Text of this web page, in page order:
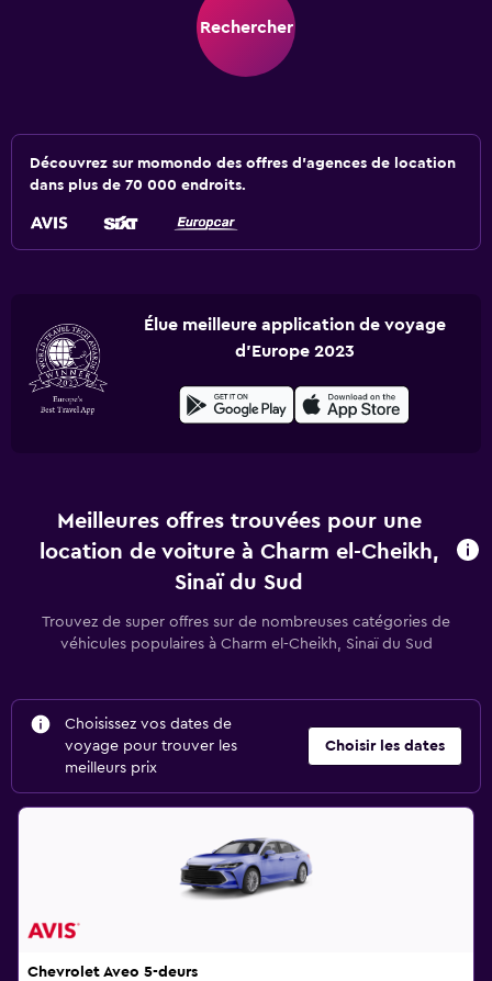
Rechercher
Découvrez sur momondo des offres d'agences de location
dans plus de 70 000 endroits.
Élue meilleure application de voyage
d'Europe 2023
Meilleures offres trouvées pour une
location de voiture à Charm el-Cheikh,
Sinaï du Sud
Trouvez de super offres sur de nombreuses catégories de
véhicules populaires à Charm el-Cheikh, Sinaï du Sud
Choisissez vos dates de
voyage pour trouver les
meilleurs prix
Choisir les dates
Chevrolet Aveo 5-deurs